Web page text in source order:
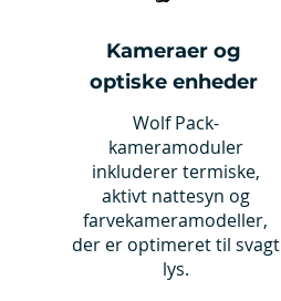
Kameraer og
optiske enheder
Wolf Pack-
kameramoduler
inkluderer termiske,
aktivt nattesyn og
farvekameramodeller,
der er optimeret til svagt
lys.